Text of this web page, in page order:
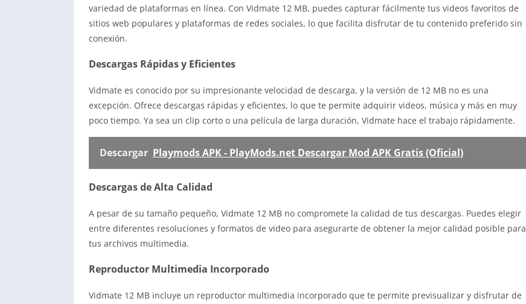
variedad de plataformas en línea. Con Vidmate 12 MB, puedes capturar fácilmente tus videos favoritos de
sitios web populares y plataformas de redes sociales, lo que facilita disfrutar de tu contenido preferido sin
conexión.
Descargas Rápidas y Eficientes
Vidmate es conocido por su impresionante velocidad de descarga, y la versión de 12 MB no es una
excepción. Ofrece descargas rápidas y eficientes, lo que te permite adquirir videos, música y más en muy
poco tiempo. Ya sea un clip corto o una película de larga duración, Vidmate hace el trabajo rápidamente.
Descargar Playmods APK - PlayMods.net Descargar Mod APK Gratis (Oficial)
Descargas de Alta Calidad
A pesar de su tamaño pequeño, Vidmate 12 MB no compromete la calidad de tus descargas. Puedes elegir
entre diferentes resoluciones y formatos de video para asegurarte de obtener la mejor calidad posible para
tus archivos multimedia.
Reproductor Multimedia Incorporado
Vidmate 12 MB incluye un reproductor multimedia incorporado que te permite previsualizar y disfrutar de